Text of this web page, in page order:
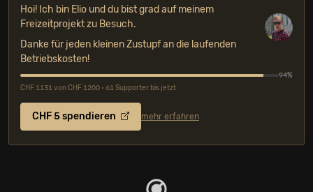
Hoi! Ich bin Elio und du bist grad auf meinem
Freizeitprojekt zu Besuch.
Danke für jeden kleinen Zustupf an die laufenden
Betriebskosten!
94%
CHF 1131 von CHF 1200 • 61 Supporter bis jetzt
CHF 5 spendieren mehr erfahren